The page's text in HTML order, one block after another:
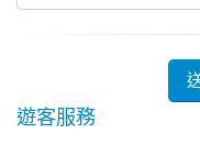
遊客服務